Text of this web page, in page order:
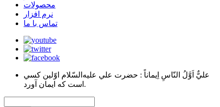
محصولات
نرم افزار
تماس با ما
عليٌّ اَوَّلُ النّاسِ اِيماناً : حضرت علي عليه‌السّلام اوّلين كسي
است كه ايمان آورد.